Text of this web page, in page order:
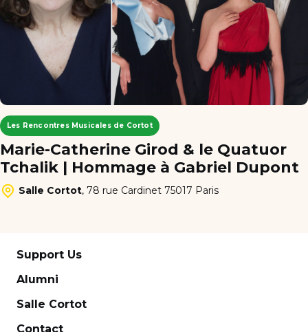
Les Rencontres Musicales de Cortot
Marie-Catherine Girod & le Quatuor
Tchalik | Hommage à Gabriel Dupont
Salle Cortot, 78 rue Cardinet 75017 Paris
Support Us
Alumni
Salle Cortot
Contact